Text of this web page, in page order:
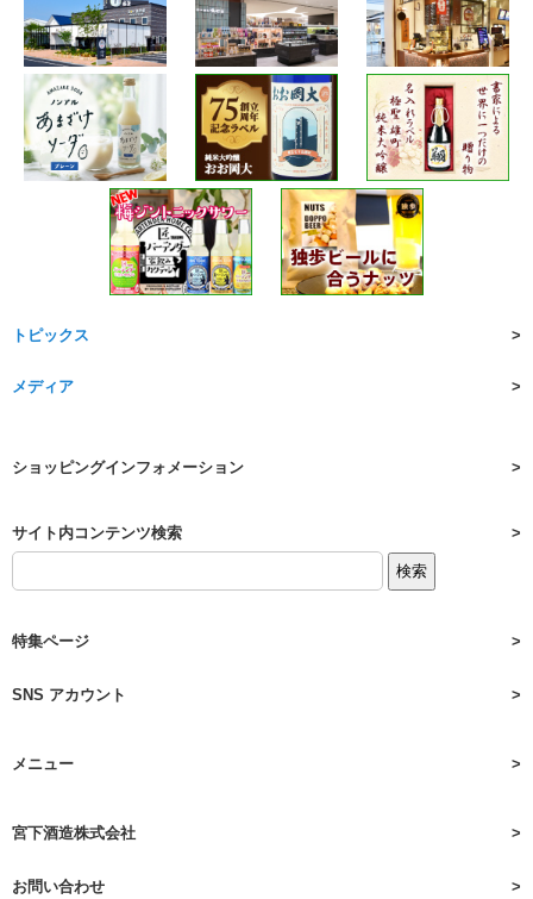
トピックス
メディア
ショッピングインフォメーション
サイト内コンテンツ検索
特集ページ
SNS アカウント
メニュー
宮下酒造株式会社
お問い合わせ